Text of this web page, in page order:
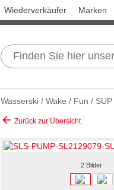
Wiederverkäufer Marken
Wasserski / Wake / Fun / SUP
arrow_back Zurück zur Übersicht
2 Bilder